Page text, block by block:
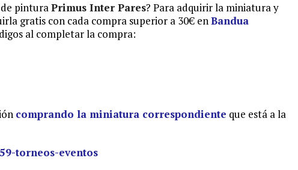
pinturaPrimus Inter Pares? Para adquirir la miniatura y
gratis con cada compra superior a 30€ enBandua
al completar la compra:
comprando la miniatura correspondiente que está a la
torneos-eventos